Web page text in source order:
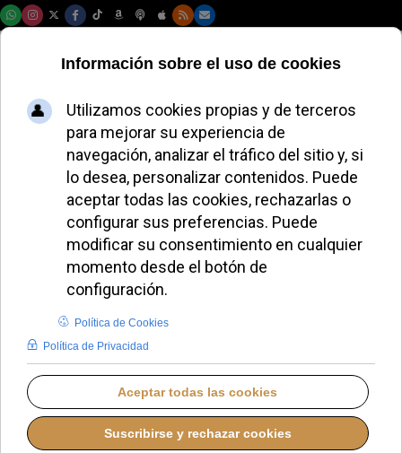
La Fundación
Ratzinger-
Benedicto XVI
revela a los
ganadores de los
premios Razón
Abierta